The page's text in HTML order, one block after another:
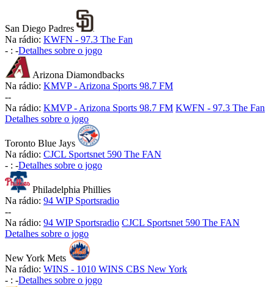
San Diego Padres
Na rádio: KWFN - 97.3 The Fan
- : -Detalhes sobre o jogo
Arizona Diamondbacks
Na rádio: KMVP - Arizona Sports 98.7 FM
--
Na rádio: KMVP - Arizona Sports 98.7 FM KWFN - 97.3 The Fan
Detalhes sobre o jogo
Toronto Blue Jays
Na rádio: CJCL Sportsnet 590 The FAN
- : -Detalhes sobre o jogo
Philadelphia Phillies
Na rádio: 94 WIP Sportsradio
--
Na rádio: 94 WIP Sportsradio CJCL Sportsnet 590 The FAN
Detalhes sobre o jogo
New York Mets
Na rádio: WINS - 1010 WINS CBS New York
- : -Detalhes sobre o jogo